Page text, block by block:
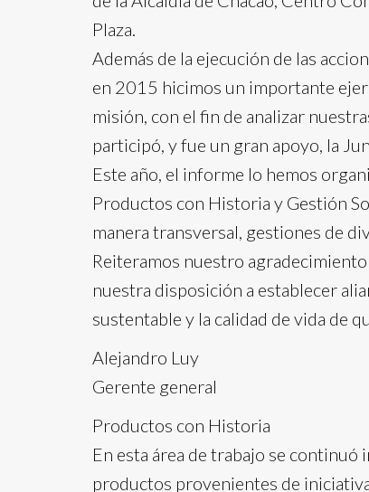
Plaza.
Además de la ejecución de las
en 2015 hicimos un importante
misión, con el fin de analizar
participó, y fue un gran apoyo, la
Este año, el informe lo hemos
Productos con Historia y Gestión
manera transversal, gestiones de
Reiteramos nuestro
nuestra disposición a establecer
sustentable y la calidad de vida de
Alejandro Luy
Gerente general
Productos con Historia
En esta área de trabajo se
productos provenientes de